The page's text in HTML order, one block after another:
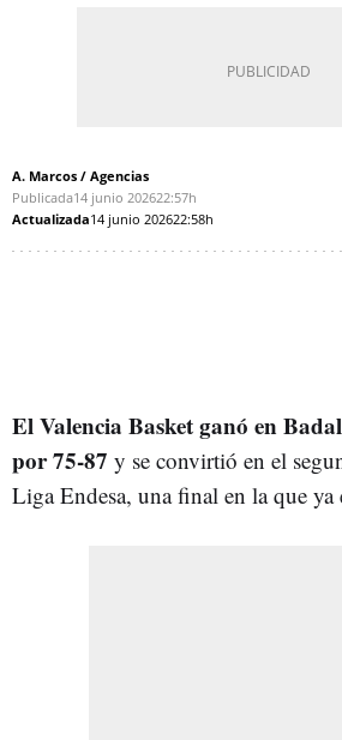
A. Marcos / Agencias
Publicada14 junio 202622:57h
Actualizada14 junio 202622:58h
El Valencia Basket ganó en
por 75-87 y se convirtió en el
Liga Endesa, una final en la que ya